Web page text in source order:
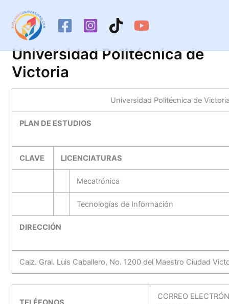
contenido
Universidad Politécnica de
Victoria
Universidad Politécnica de
PLAN DE ESTUDIOS
CLAVE LICENCIATURAS
Mecatrónica
Tecnologías de Información
DIRECCIÓN
Calz. Gral. Luis Caballero, No. 1200 del Maestro Ciudad
CORREO